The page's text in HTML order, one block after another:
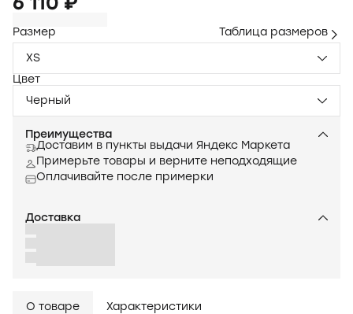
Размер
Таблица размеров
XS
Цвет
Черный
Преимущества
Доставим в пункты выдачи Яндекс Маркета
Примерьте товары и верните неподходящие
Оплачивайте после примерки
Доставка
О товаре Характеристики